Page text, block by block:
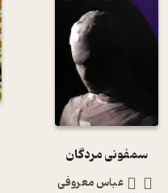
سمفونی مردگان
عباس معروفی